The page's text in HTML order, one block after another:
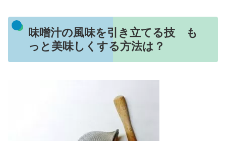
味噌汁の風味を引き立てる技 も
っと美味しくする方法は？